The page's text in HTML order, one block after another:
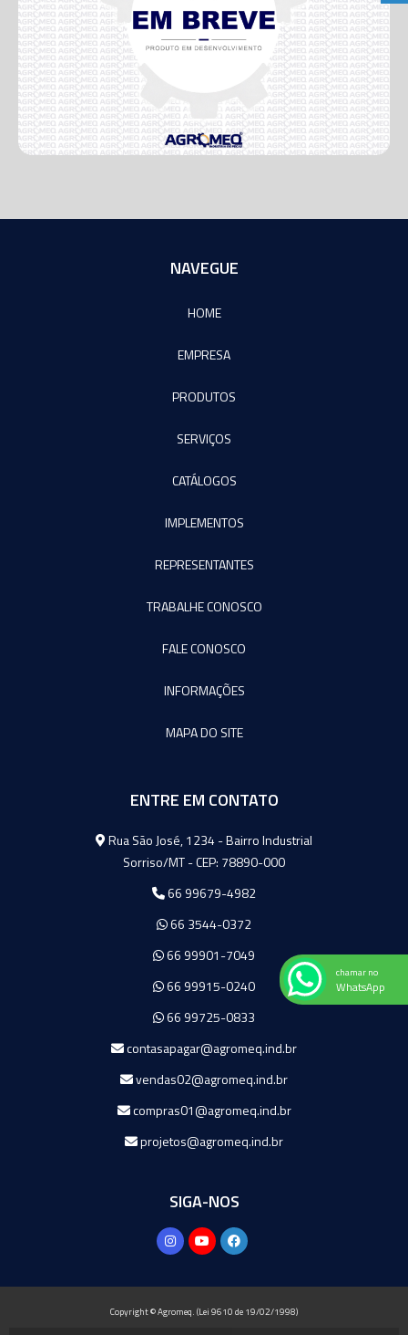
NAVEGUE
HOME
EMPRESA
PRODUTOS
SERVIÇOS
CATÁLOGOS
IMPLEMENTOS
REPRESENTANTES
TRABALHE CONOSCO
FALE CONOSCO
INFORMAÇÕES
MAPA DO SITE
ENTRE EM CONTATO
Agromeq
Rua São José, 1234 - Bairro Industrial
Sorriso/MT - CEP: 78890-000
66 99679-4982
66 3544-0372
66 99901-7049
66 99915-0240
66 99725-0833
contasapagar@agromeq.ind.br
vendas02@agromeq.ind.br
compras01@agromeq.ind.br
projetos@agromeq.ind.br
SIGA-NOS
Copyright © Agromeq. (Lei 9610 de 19/02/1998)
chamar no
WhatsApp